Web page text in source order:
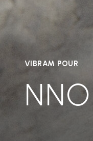
VIBRAM POUR